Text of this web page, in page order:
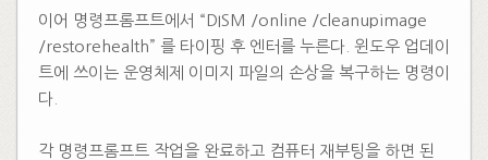
이어 명령프롬프트에서 “DISM /online /cleanupimage
/restorehealth” 를 타이핑 후 엔터를 누른다. 윈도우 업데이
트에 쓰이는 운영체제 이미지 파일의 손상을 복구하는 명령이
다.
각 명령프롬프트 작업을 완료하고 컴퓨터 재부팅을 하면 된